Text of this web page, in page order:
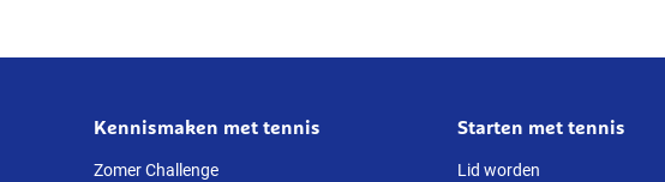
Willemse
Over
deze
Kennismaken met tennis
Zomer Challenge
Starten met tennis
Lid worden